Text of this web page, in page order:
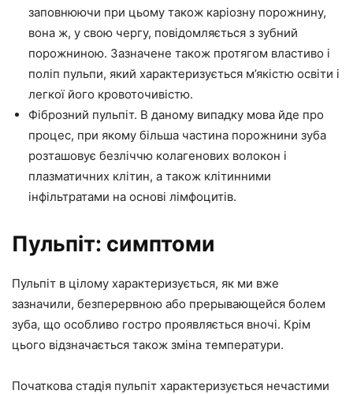
заповнюючи при цьому також каріозну порожнину,
вона ж, у свою чергу, повідомляється з зубний
порожниною. Зазначене також протягом властиво і
поліп пульпи, який характеризується м’якістю освіти і
легкої його кровоточивістю.
Фіброзний пульпіт. В даному випадку мова йде про
процес, при якому більша частина порожнини зуба
розташовує безліччю колагенових волокон і
плазматичних клітин, а також клітинними
інфільтратами на основі лімфоцитів.
Пульпіт: симптоми
Пульпіт в цілому характеризується, як ми вже
зазначили, безперервною або прерывающейся болем
зуба, що особливо гостро проявляється вночі. Крім
цього відзначається також зміна температури.
Початкова стадія пульпіт характеризується нечастими